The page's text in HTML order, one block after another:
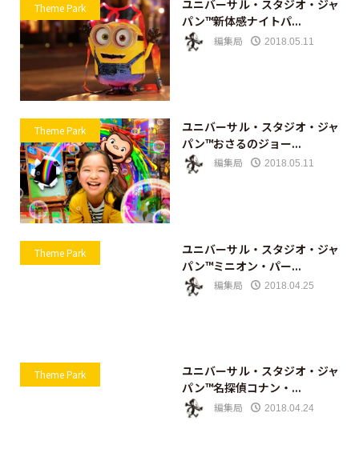
Theme Park
ユニバーサル・スタジオ・ジャ
パン™新体感ナイトパ...
編集局 2018.05.11
Theme Park
ユニバーサル・スタジオ・ジャ
パン™おさるのジョー...
編集局 2018.05.11
Theme Park
ユニバーサル・スタジオ・ジャ
パン™ミニオン・パー...
編集局 2018.04.25
Theme Park
ユニバーサル・スタジオ・ジャ
パン™名探偵コナン・...
編集局 2018.04.24